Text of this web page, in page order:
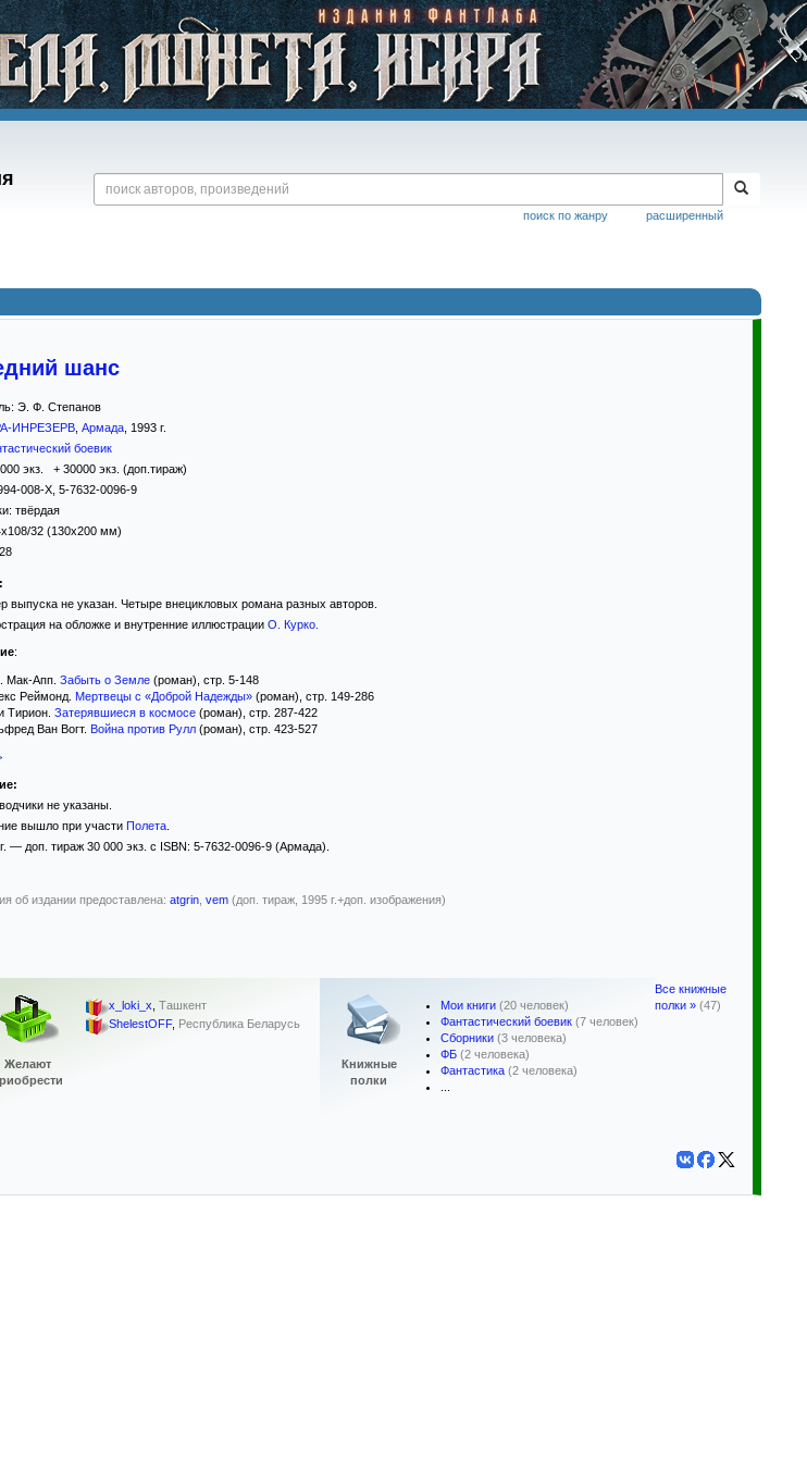
расширенный
поиск по жанру
шанс
Э. Ф. Степанов
ИНРЕЗЕРВ Армада 1993 г.
боевик
экз. + 30000 экз. (доп.тираж)
008-X, 5-7632-0096-9
твёрдая
32 (130x200 мм)
выпуска не указан. Четыре внецикловых романа разных авторов.
на обложке и внутренние иллюстрации О. Курко.
:
Мак-Апп. Забыть о Земле (роман), стр. 5-148
Реймонд. Мертвецы с «Доброй Надежды» (роман), стр. 149-286
Тирион. Затерявшиеся в космосе (роман), стр. 287-422
Ван Вогт. Война против Рулл (роман), стр. 423-527
не указаны.
вышло при участи Полета.
— доп. тираж 30 000 экз. с ISBN: 5-7632-0096-9 (Армада).
об издании предоставлена: atgrin vem (доп. тираж, 1995 г.+доп. изображения)
Желают
x_loki_x, Ташкент
ShelestOFF, Республика Беларусь
Книжные
полки
Мои книги (20 человек)
Фантастический боевик (7 человек)
Сборники (3 человека)
ФБ (2 человека)
Фантастика (2 человека)
Все книжные
полки » (47)